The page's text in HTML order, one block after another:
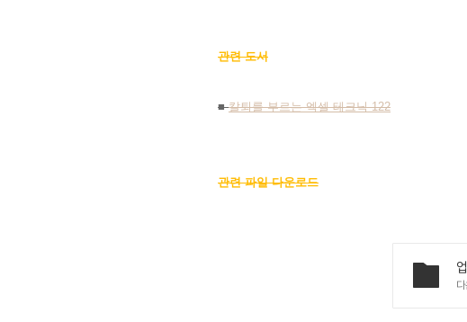
관련 도서
■칼퇴를 부르는 엑셀 테크닉 122
관련 파일 다운로드